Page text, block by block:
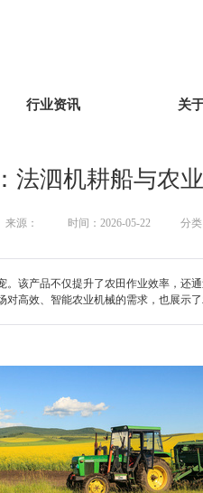
行业资讯 关
法泗机耕船与农
来源： 时间：2026-05-22 分
该产品不仅提升了农田作业效率，还
高效、智能农业机械的需求，也展示了